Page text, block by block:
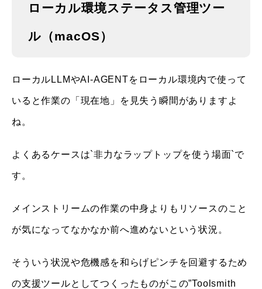
ローカル環境ステータス管理ツー
ル（macOS）
ローカルLLMやAI-AGENTをローカル環境内で使って
いると作業の「現在地」を見失う瞬間がありますよ
ね。
よくあるケースは`非力なラップトップを使う場面`で
す。
メインストリームの作業の中身よりもリソースのこと
が気になってなかなか前へ進めないという状況。
そういう状況や危機感を和らげピンチを回避するため
の支援ツールとしてつくったものがこの”Toolsmith